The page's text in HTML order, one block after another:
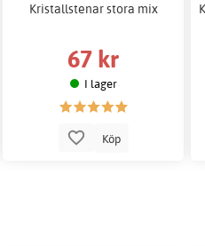
Kristallstenar stora mix
67 kr
I lager
Köp